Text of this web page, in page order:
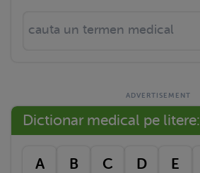
Dictionar medical pe litere:
A B C D E